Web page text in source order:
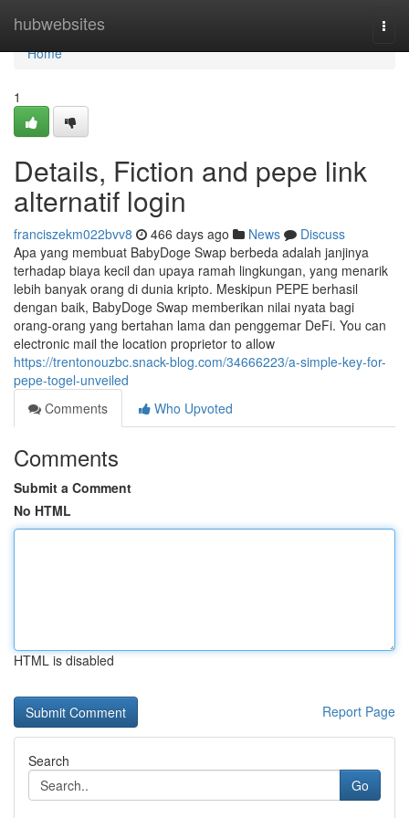
hubwebsites
Home
Home
1
Details, Fiction and pepe link
alternatif login
franciszekm022bvv8 466 days ago News
Discuss
Apa yang membuat BabyDoge Swap berbeda adalah janjinya
terhadap biaya kecil dan upaya ramah lingkungan, yang menarik
lebih banyak orang di dunia kripto. Meskipun PEPE berhasil
dengan baik, BabyDoge Swap memberikan nilai nyata bagi
orang-orang yang bertahan lama dan penggemar DeFi. You can
electronic mail the location proprietor to allow
https://trentonouzbc.snack-blog.com/34666223/a-simple-key-for-
pepe-togel-unveiled
Comments
Who Upvoted
Comments
Submit a Comment
No HTML
HTML is disabled
Report Page
Search
Go